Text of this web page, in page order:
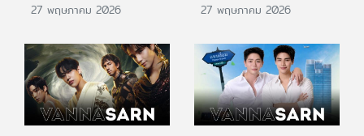
27 พฤษภาคม 2026 27 พฤษภาคม 2026